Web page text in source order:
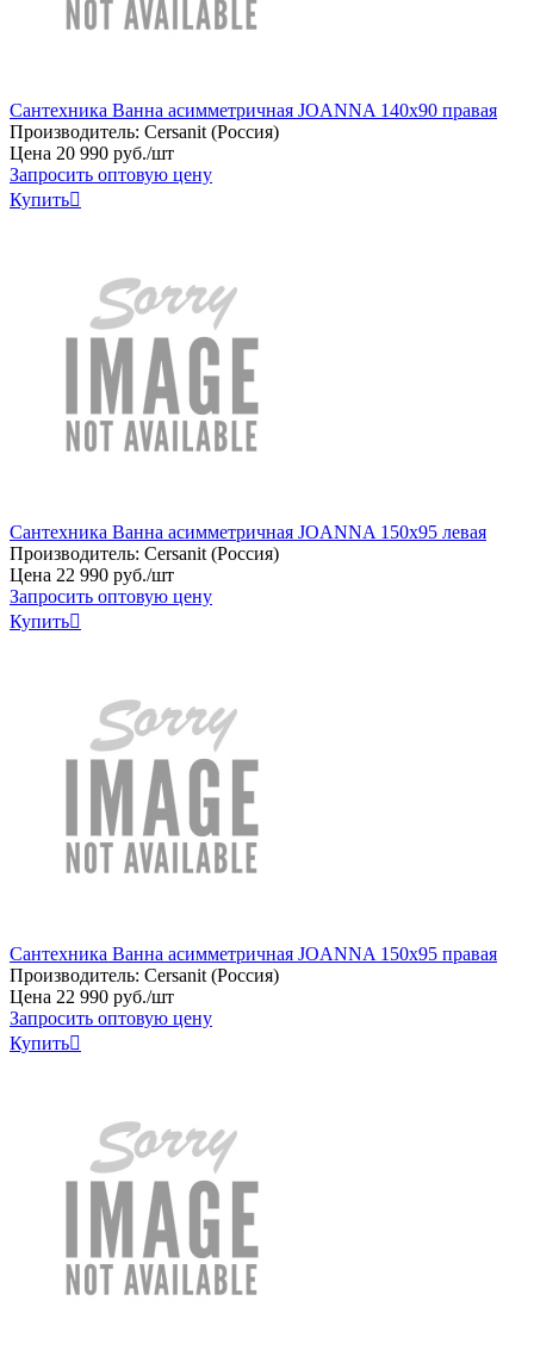
Сантехника Ванна асимметричная JOANNA 140x90 правая
Производитель: Cersanit (Россия)
Цена 20 990 руб./шт
Запросить оптовую цену
Купить
Сантехника Ванна асимметричная JOANNA 150x95 левая
Производитель: Cersanit (Россия)
Цена 22 990 руб./шт
Запросить оптовую цену
Купить
Сантехника Ванна асимметричная JOANNA 150x95 правая
Производитель: Cersanit (Россия)
Цена 22 990 руб./шт
Запросить оптовую цену
Купить